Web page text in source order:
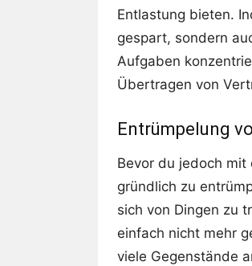
Entlastung bieten.
gespart, sondern
Aufgaben
Übertragen von
Entrümpelung
Bevor du jedoch
gründlich zu
sich von Dingen zu
einfach nicht mehr
viele Gegenstände